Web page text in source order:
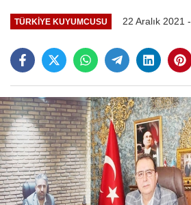
TÜRKIYE KUYUMCUSU 22 Aralık 2021